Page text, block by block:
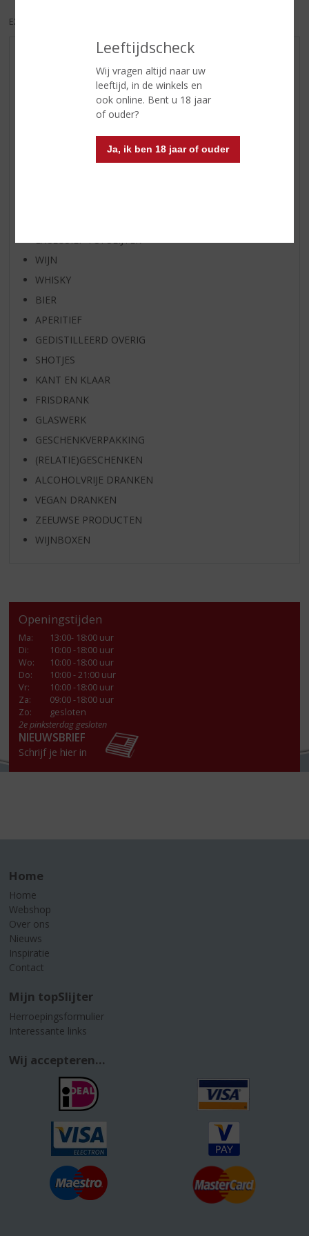
Leeftijdscheck
Wij vragen altijd naar uw
leeftijd, in de winkels en
ook online. Bent u 18 jaar
of ouder?
Ja, ik ben 18 jaar of ouder
EXCL. BTW
NIEUWE BIEREN
NIEUWE WHISKY
NIEUW OVERIG
WIJN VAN DE MAAND
WHISKY VAN DE MAAND
EXCLUSIEF TOPSLIJTER
WIJN
WHISKY
BIER
APERITIEF
GEDISTILLEERD OVERIG
SHOTJES
KANT EN KLAAR
FRISDRANK
GLASWERK
GESCHENKVERPAKKING
(RELATIE)GESCHENKEN
ALCOHOLVRIJE DRANKEN
VEGAN DRANKEN
ZEEUWSE PRODUCTEN
WIJNBOXEN
Openingstijden
Ma:
13:00- 18:00 uur
Di:
10:00 -18:00 uur
Wo:
10:00 -18:00 uur
Do:
10:00 - 21:00 uur
Vr:
10:00 -18:00 uur
Za:
09:00 -18:00 uur
Zo:
gesloten
2e pinksterdag gesloten
NIEUWSBRIEF
Schrijf je hier in
Home
Home
Webshop
Over ons
Nieuws
Inspiratie
Contact
Mijn topSlijter
Herroepingsformulier
Interessante links
Wij accepteren...